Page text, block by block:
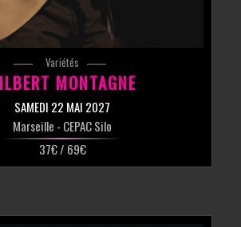
Variétés
MONTAGNE
SAMEDI 22 MAI 2027
Marseille - CEPAC Silo
37€ / 69€